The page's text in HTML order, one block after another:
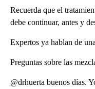
Recuerda que el
debe continuar, antes y
Expertos ya hablan de
Preguntas sobre las
@drhuerta buenos días.